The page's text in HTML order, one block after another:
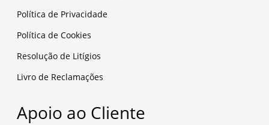
Política de Privacidade
Política de Cookies
Resolução de Litígios
Livro de Reclamações
Apoio ao Cliente